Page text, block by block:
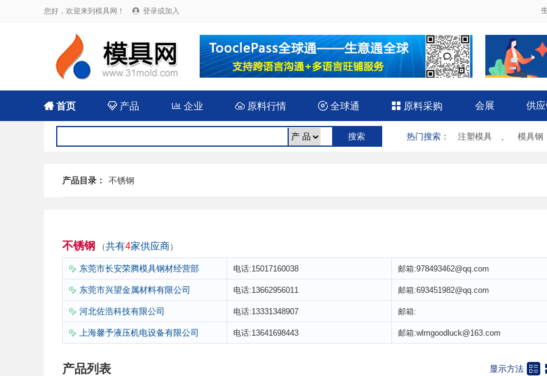
您好，欢迎来到模具网！  登录或加入
首页  产品 企业 原料行情  全球通  原料采购 会展 供
热门搜索 ： 注塑模具 模具钢
产品目录： 不锈钢
不锈钢 （共有4家供应商）
 东莞市长安荣腾模具钢材经营部 电话:15017160038 邮箱:978493462@qq.com
 东莞市兴望金属材料有限公司 电话:13662956011 邮箱:693451982@qq.com
 河北佐浩科技有限公司 电话:13331348907 邮箱:
 上海馨予液压机电设备有限公司 电话:13641698443 邮箱:wlmgoodluck@163.com
产品列表 显示方法 